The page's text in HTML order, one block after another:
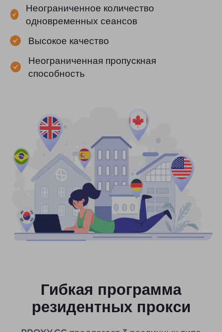
публичные данные.
Неограниченное количество
одновременных сеансов
Высокое качество
Неограниченная пропускная
способность
Гибкая программа
резидентных прокси